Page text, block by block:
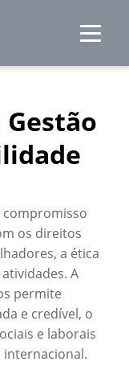
compromisso
os direitos
a ética
A
permite
e credível, o
e laborais
internacional.